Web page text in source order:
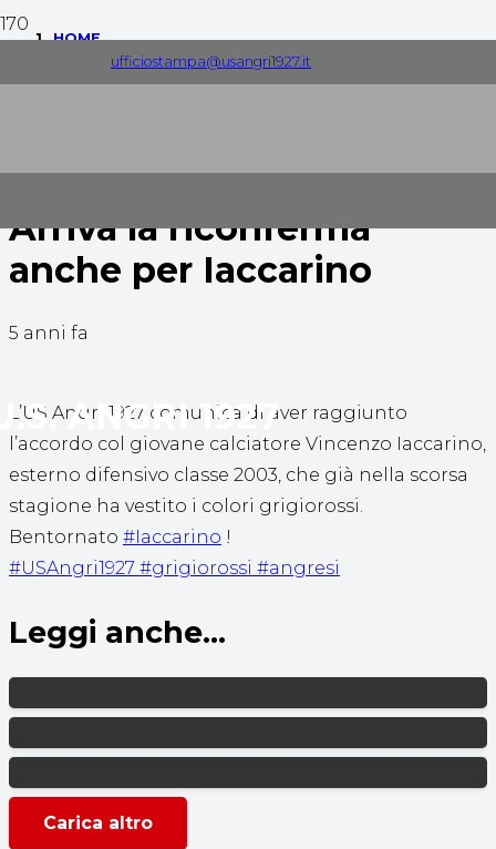
ufficiostampa@usangri1927.it
ANGRI 1927
HOME
Arriva la riconferma
anche per Iaccarino
5 anni fa
L’US Angri 1927 comunica di aver raggiunto
l’accordo col giovane calciatore Vincenzo Iaccarino,
esterno difensivo classe 2003, che già nella scorsa
stagione ha vestito i colori grigiorossi.
Bentornato #Iaccarino !
#USAngri1927 #grigiorossi #angresi
Leggi anche...
Carica altro